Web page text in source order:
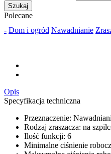
Szukaj
Polecane
- Dom i ogród Nawadnianie
Opis
Specyfikacja techniczna
Przeznaczenie:
Rodzaj zraszacza: na
Ilość funkcji: 6
Minimalne ciśnienie